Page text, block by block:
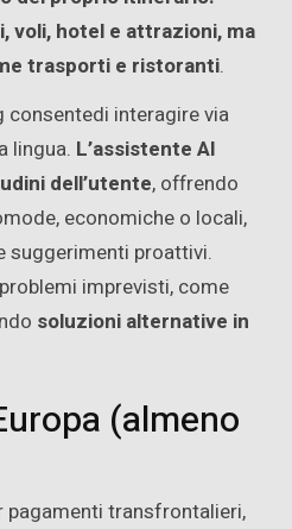
voli, hotel e attrazioni, ma
trasporti e ristoranti.
consentedi interagirevia
lingua. L’assistente AI
dell’utente, offrendo
economiche o locali,
proattivi.
imprevisti, come
soluzioni alternative in
(almeno
pagamenti transfrontalieri,